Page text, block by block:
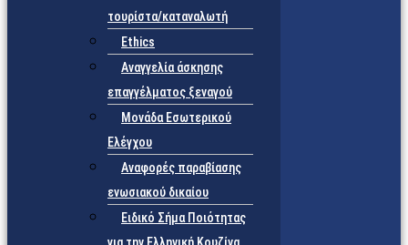
τουρίστα/καταναλωτή
Ethics
Αναγγελία άσκησης
επαγγέλματος ξεναγού
Μονάδα Εσωτερικού
Ελέγχου
Αναφορές παραβίασης
ενωσιακού δικαίου
Ειδικό Σήμα Ποιότητας